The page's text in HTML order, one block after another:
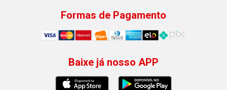
Formas de Pagamento
Baixe já nosso APP